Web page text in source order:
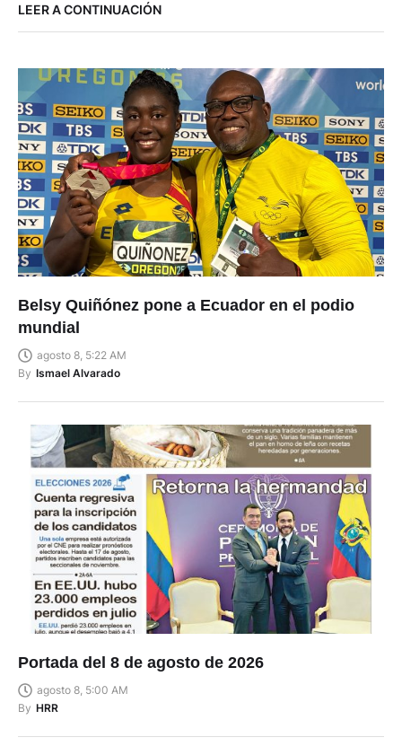
LEER A CONTINUACIÓN
Belsy Quiñónez pone a Ecuador en el podio
mundial
agosto 8, 5:22 AM
By Ismael Alvarado
Portada del 8 de agosto de 2026
agosto 8, 5:00 AM
By HRR